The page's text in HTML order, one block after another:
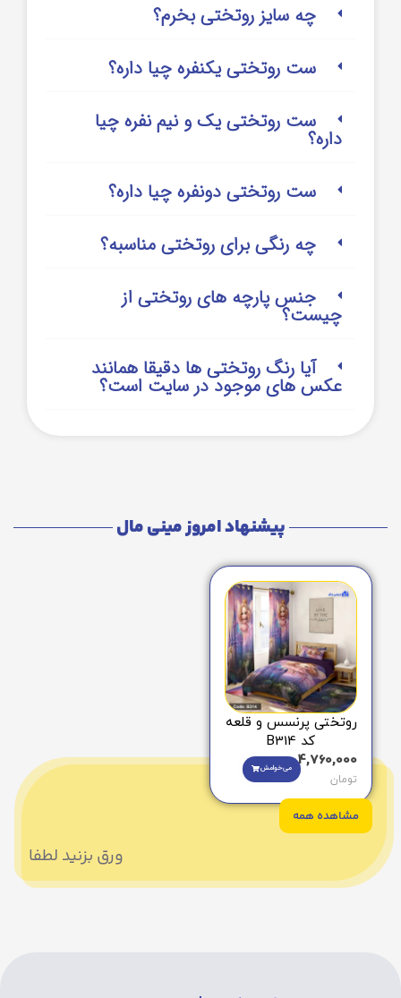
چه سایز روتختی بخرم؟
ست روتختی یکنفره چیا داره؟
ست روتختی یک و نیم نفره چیا
داره؟
ست روتختی دونفره چیا داره؟
چه رنگی برای روتختی مناسبه؟
جنس پارچه های روتختی از
چیست؟
آیا رنگ روتختی ها دقیقا همانند
عکس های موجود در سایت است؟
پیشنهاد امروز مینی مال
روتختی پرنسس و قلعه
کد B314
4,760,000
تومان
می‌خوامش
مشاهده همه
ورق بزنید لطفا